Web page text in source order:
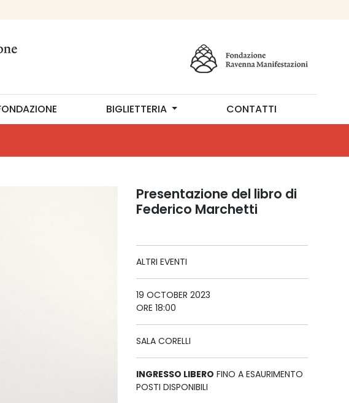
BIGLIETTERIA CONTATTI
Presentazione del libro di
Federico Marchetti
ALTRI EVENTI
19 OCTOBER 2023
ORE 18:00
SALA CORELLI
INGRESSO LIBERO FINO A ESAURIMENTO
POSTI DISPONIBILI